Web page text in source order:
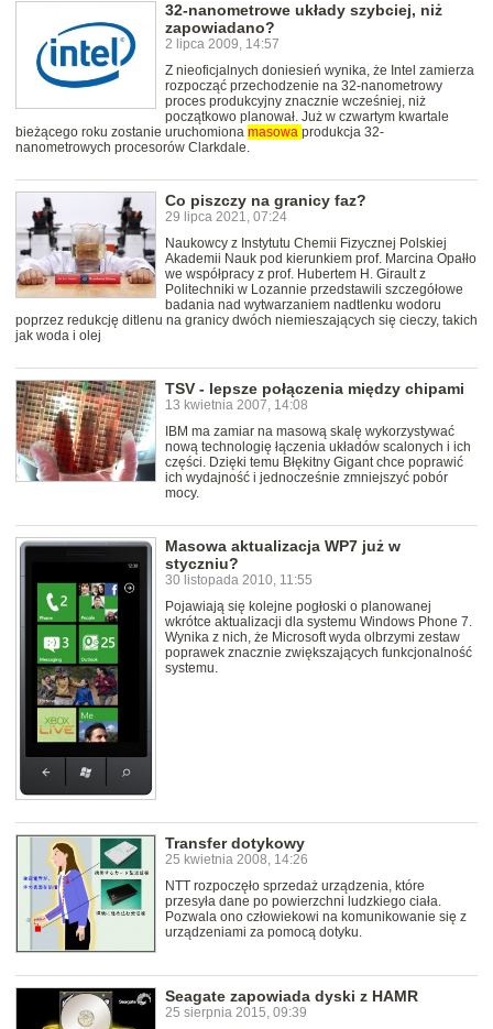
32-nanometrowe układy szybciej, niż
zapowiadano?
2 lipca 2009, 14:57
Z nieoficjalnych doniesień wynika, że Intel zamierza
rozpocząć przechodzenie na 32-nanometrowy
proces produkcyjny znacznie wcześniej, niż
początkowo planował. Już w czwartym kwartale
bieżącego roku zostanie uruchomiona masowa produkcja 32-
nanometrowych procesorów Clarkdale.
Co piszczy na granicy faz?
29 lipca 2021, 07:24
Naukowcy z Instytutu Chemii Fizycznej Polskiej
Akademii Nauk pod kierunkiem prof. Marcina Opałło
we współpracy z prof. Hubertem H. Girault z
Politechniki w Lozannie przedstawili szczegółowe
badania nad wytwarzaniem nadtlenku wodoru
poprzez redukcję ditlenu na granicy dwóch niemieszających się cieczy, takich
jak woda i olej
TSV - lepsze połączenia między chipami
13 kwietnia 2007, 14:08
IBM ma zamiar na masową skalę wykorzystywać
nową technologię łączenia układów scalonych i ich
części. Dzięki temu Błękitny Gigant chce poprawić
ich wydajność i jednocześnie zmniejszyć pobór
mocy.
Masowa aktualizacja WP7 już w
styczniu?
30 listopada 2010, 11:55
Pojawiają się kolejne pogłoski o planowanej
wkrótce aktualizacji dla systemu Windows Phone 7.
Wynika z nich, że Microsoft wyda olbrzymi zestaw
poprawek znacznie zwiększających funkcjonalność
systemu.
Transfer dotykowy
25 kwietnia 2008, 14:26
NTT rozpoczęło sprzedaż urządzenia, które
przesyła dane po powierzchni ludzkiego ciała.
Pozwala ono człowiekowi na komunikowanie się z
urządzeniami za pomocą dotyku.
Seagate zapowiada dyski z HAMR
25 sierpnia 2015, 09:39